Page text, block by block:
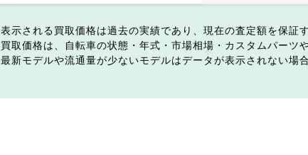
表示される買取価格は過去の実績であり、現在の査定額を保証
買取価格は、自転車の状態・年式・市場相場・カスタムパーツ
最新モデルや流通量が少ないモデルはデータが表示されない場